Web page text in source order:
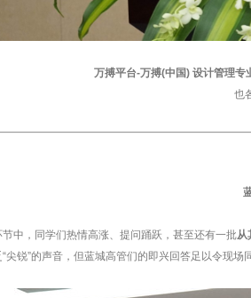
万搏平台-万搏(中国) 设计管理
也
中，同学们热情高涨、提问踊跃，甚至还有一批从
尖锐”的声音，但蓝城高管们的即兴回答足以令现场